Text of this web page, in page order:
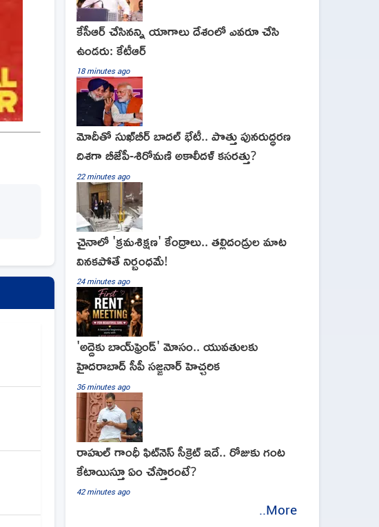
కేసీఆర్ చేసినన్ని యాగాలు దేశంలో ఎవరూ చేసి
ఉండరు: కేటీఆర్
18 minutes ago
మోదీతో సుఖ్‌బీర్ బాదల్ భేటీ.. పొత్తు పునరుద్ధరణ
దిశగా బీజేపీ-శిరోమణి అకాలీదళ్ కసరత్తు?
22 minutes ago
చైనాలో 'క్రమశిక్షణ' కేంద్రాలు.. తల్లిదండ్రుల మాట
వినకపోతే నిర్బంధమే!
24 minutes ago
'అద్దెకు బాయ్‌ఫ్రెండ్' మోసం.. యువతులకు
హైదరాబాద్ సీపీ సజ్జనార్ హెచ్చరిక
36 minutes ago
రాహుల్‌ గాంధీ ఫిట్‌నెస్‌ సీక్రెట్‌ ఇదే.. రోజుకు గంట
కేటాయిస్తూ ఏం చేస్తారంటే?
42 minutes ago
..More